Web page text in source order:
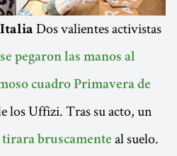
Italia Dos valientes activistas
se pegaron las manos al
cuadro Primavera de
los Uffizi. Tras su acto, un
tirara bruscamente al suelo.